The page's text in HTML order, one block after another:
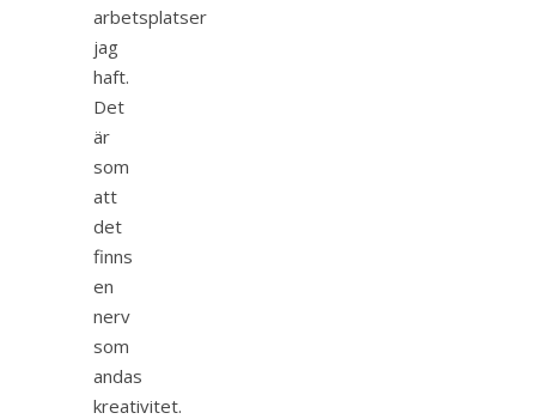
arbetsplatser
jag
haft.
Det
är
som
att
det
finns
en
nerv
som
andas
kreativitet.